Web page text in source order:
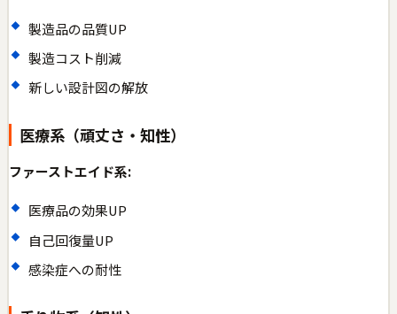
製造品の品質UP
製造コスト削減
新しい設計図の解放
医療系（頑丈さ・知性）
ファーストエイド系:
医療品の効果UP
自己回復量UP
感染症への耐性